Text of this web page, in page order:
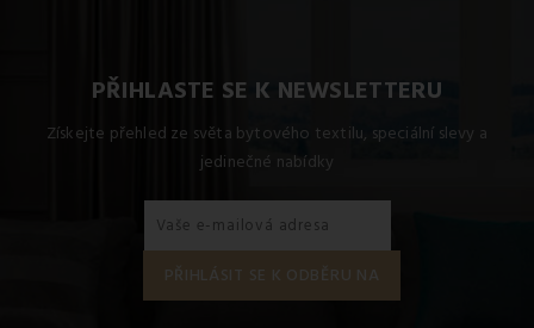
by mělo být vždy
saténovou látku vyprali v horké vodě, můžete zničit její
strukturu. Také sevyvarujte chemickému čištění
PŘIHLASTE SE K NEWSLETTERU
Získejte přehled ze světa bytového textilu, speciální slevy a
jedinečné nabídky